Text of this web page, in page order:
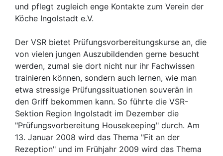
und pflegt zugleich enge Kontakte zum Verein der
Köche Ingolstadt e.V.
Der VSR bietet Prüfungsvorbereitungskurse an, die
von vielen jungen Auszubildenden gerne besucht
werden, zumal sie dort nicht nur ihr Fachwissen
trainieren können, sondern auch lernen, wie man
etwa stressige Prüfungssituationen souverän in
den Griff bekommen kann. So führte die VSR-
Sektion Region Ingolstadt im Dezember die
"Prüfungsvorbereitung Housekeeping" durch. Am
13. Januar 2008 wird das Thema "Fit an der
Rezeption" und im Frühjahr 2009 wird das Thema